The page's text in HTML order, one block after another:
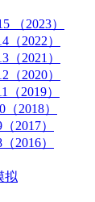
（2023）
（2022）
（2021）
（2020）
（2019）
（2018）
2017）
2016）
拟